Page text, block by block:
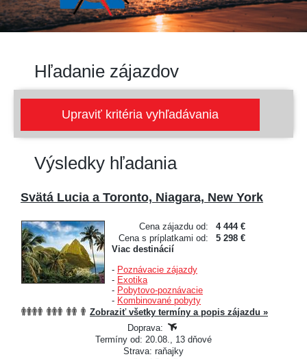
Hľadanie zájazdov
Výsledky hľadania
Svätá Lucia a Toronto, Niagara, New York
Cena zájazdu od:
4 444 €
Cena s príplatkami od:
5 298 €
Viac destinácií
- Poznávacie zájazdy
- Exotika
- Pobytovo-poznávacie
- Kombinované pobyty
Zobraziť všetky termíny a popis zájazdu »
Doprava:
Termíny od: 20.08., 13 dňové
Strava: raňajky